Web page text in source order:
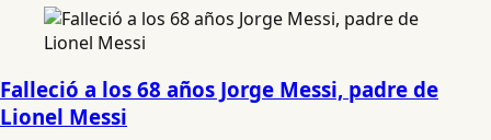
Falleció a los 68 años Jorge Messi, padre de
Lionel Messi